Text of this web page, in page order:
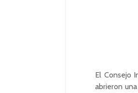
El Consejo
abrieron